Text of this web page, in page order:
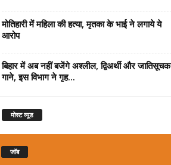
मोतिहारी में महिला की हत्या, मृतका के भाई ने लगाये ये
आरोप
बिहार में अब नहीं बजेंगे अश्लील, द्विअर्थी और जातिसूचक
गाने, इस विभाग ने गृह...
मोस्ट व्यूड
जॉब